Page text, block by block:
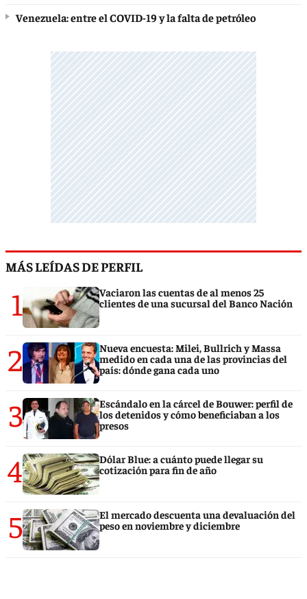
Venezuela: entre el COVID-19 y la falta de petróleo
MÁS LEÍDAS DE PERFIL
1
Vaciaron las cuentas de al menos 25
clientes de una sucursal del Banco Nación
2
Nueva encuesta: Milei, Bullrich y Massa
medido en cada una de las provincias del
país: dónde gana cada uno
3
Escándalo en la cárcel de Bouwer: perfil de
los detenidos y cómo beneficiaban a los
presos
4
Dólar Blue: a cuánto puede llegar su
cotización para fin de año
5
El mercado descuenta una devaluación del
peso en noviembre y diciembre